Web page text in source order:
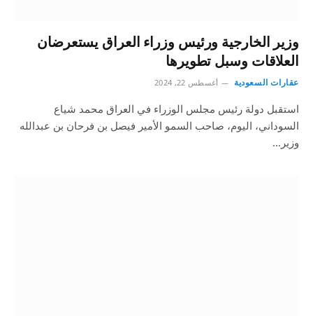
وزير الخارجية ورئيس وزراء العراق يستعرضان
العلاقات وسبل تطويرها
عقارات السعودية أغسطس 22, 2024
استقبل دولة رئيس مجلس الوزراء في العراق محمد شياع
السوداني، اليوم، صاحب السمو الأمير فيصل بن فرحان بن عبدالله
وزير…